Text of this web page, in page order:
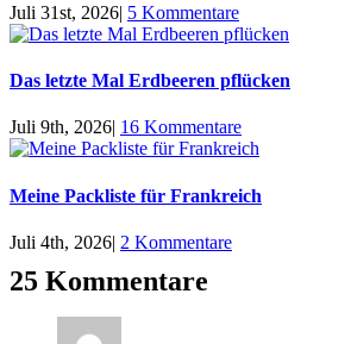
Juli 31st, 2026| 5 Kommentare
Das letzte Mal Erdbeeren pflücken
Juli 9th, 2026| 16 Kommentare
Meine Packliste für Frankreich
Juli 4th, 2026| 2 Kommentare
25 Kommentare